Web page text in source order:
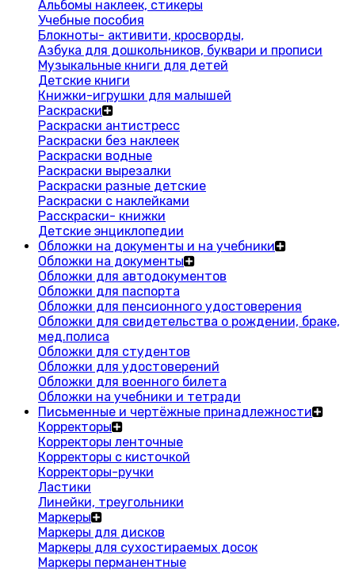
Альбомы наклеек, стикеры
Учебные пособия
Блокноты- активити, кросворды,
Азбука для дошкольников, буквари и прописи
Музыкальные книги для детей
Детские книги
Книжки-игрушки для малышей
Раскраски
Раскраски антистресс
Раскраски без наклеек
Раскраски водные
Раскраски вырезалки
Раскраски разные детские
Раскраски с наклейками
Расскраски- книжки
Детские энциклопедии
Обложки на документы и на учебники
Обложки на документы
Обложки для автодокументов
Обложки для паспорта
Обложки для пенсионного удостоверения
Обложки для свидетельства о рождении, браке,
мед.полиса
Обложки для студентов
Обложки для удостоверений
Обложки для военного билета
Обложки на учебники и тетради
Письменные и чертёжные принадлежности
Корректоры
Корректоры ленточные
Корректоры с кисточкой
Корректоры-ручки
Ластики
Линейки, треугольники
Маркеры
Маркеры для дисков
Маркеры для сухостираемых досок
Маркеры перманентные